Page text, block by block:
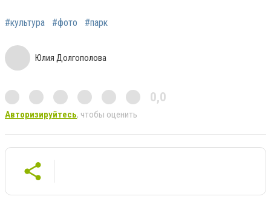
#культура #фото #парк
Юлия Долгополова
0,0
Авторизируйтесь, чтобы оценить